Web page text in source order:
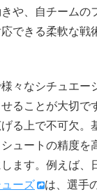
や、自チームの
できる柔軟な戦
々なシチュエー
ることが大切で
る上で不可欠。
ュートの精度を
ます。例えば、
ーズ
は、選手